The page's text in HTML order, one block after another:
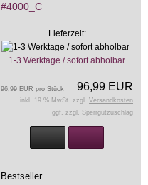
#4000_C
Lieferzeit:
1-3 Werktage / sofort abholbar
96,99 EUR
96,99 EUR pro Stück
inkl. 19 % MwSt. zzgl. Versandkosten
ggf. zzgl. Sperrgutzuschlag
Bestseller